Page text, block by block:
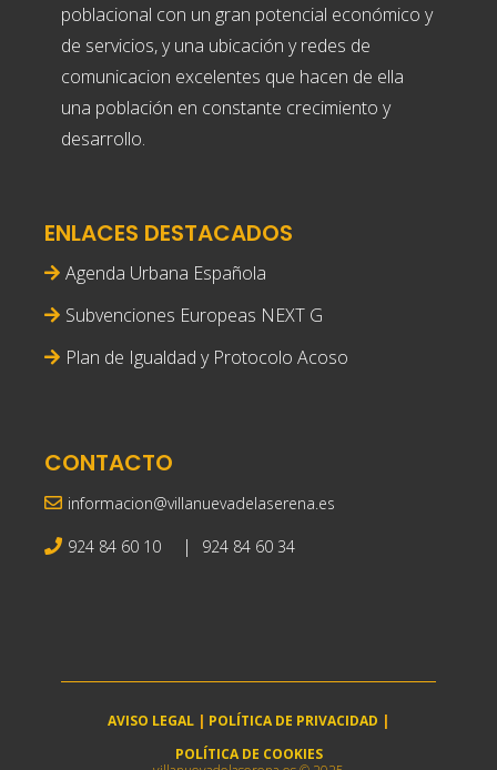
poblacional con un gran potencial económico y
de servicios, y una ubicación y redes de
comunicacion excelentes que hacen de ella
una población en constante crecimiento y
desarrollo.
ENLACES DESTACADOS
Agenda Urbana Española
Subvenciones Europeas NEXT G
Plan de Igualdad y Protocolo Acoso
CONTACTO
informacion@villanuevadelaserena.es
924 84 60 10 | 924 84 60 34
AVISO LEGAL | POLÍTICA DE PRIVACIDAD |
POLÍTICA DE COOKIES